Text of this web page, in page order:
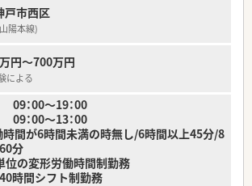
の取得実績も豊富にあり、ライフステージが変わっ
続けられる環境です。
7日間の連続休暇を取得できるリフレッシュ休暇制
行などを楽しめます。
を提供しています。
イフワークバランスを重視し、有給休暇の取得率向
り組みを行っています。
戸市西区
陽本線)
円～700万円
による
：00～19：00
00～13：00
間が6時間未満の時無し/6時間以上45分/8
分
の変形労働時間制勤務
時間シフト制勤務